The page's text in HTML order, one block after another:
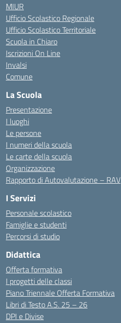
MIUR
Ufficio Scolastico Regionale
Ufficio Scolastico Territoriale
Scuola in Chiaro
Iscrizioni On Line
Invalsi
Comune
La Scuola
Presentazione
I luoghi
Le persone
I numeri della scuola
Le carte della scuola
Organizzazione
Rapporto di Autovalutazione – RAV
I Servizi
Personale scolastico
Famiglie e studenti
Percorsi di studio
Didattica
Offerta formativa
I progetti delle classi
Piano Triennale Offerta Formativa
Libri di Testo A.S. 25 – 26
DPI e Divise